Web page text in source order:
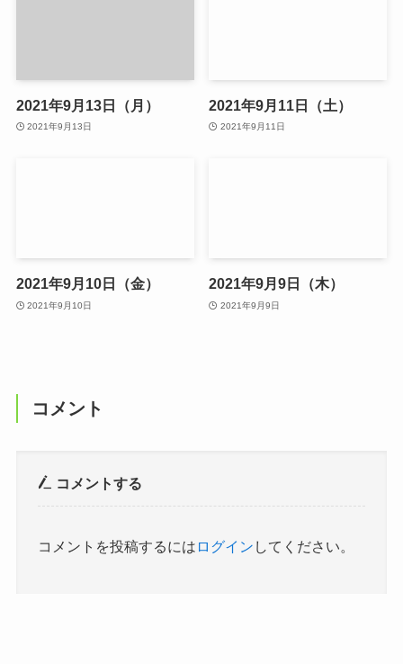
2021年9月13日（月）
2021年9月13日
2021年9月11日（土）
2021年9月11日
2021年9月10日（金）
2021年9月10日
2021年9月9日（木）
2021年9月9日
コメント
コメントする
コメントを投稿するには ログイン してください。